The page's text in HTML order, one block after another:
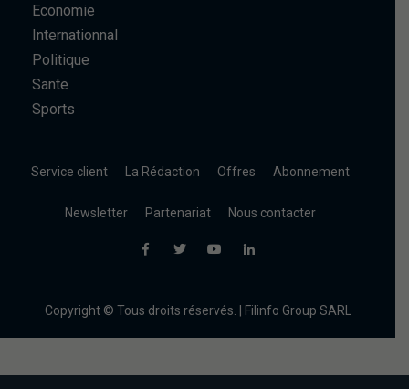
Economie
Internationnal
Politique
Sante
Sports
Service client La Rédaction Offres Abonnement
Newsletter Partenariat Nous contacter
Copyright © Tous droits réservés. | Filinfo Group SARL